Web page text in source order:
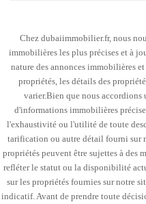
Chez dubaiimmobilier.fr, nous
immobilières les plus précises et à
nature des annonces immobilières
propriétés, les détails des
varier.Bien que nous
d'informations immobilières
l'exhaustivité ou l'utilité de toute
tarification ou autre détail fourni sur
propriétés peuvent être sujettes à des
refléter le statut ou la disponibilité
sur les propriétés fournies sur notre
indicatif. Avant de prendre toute